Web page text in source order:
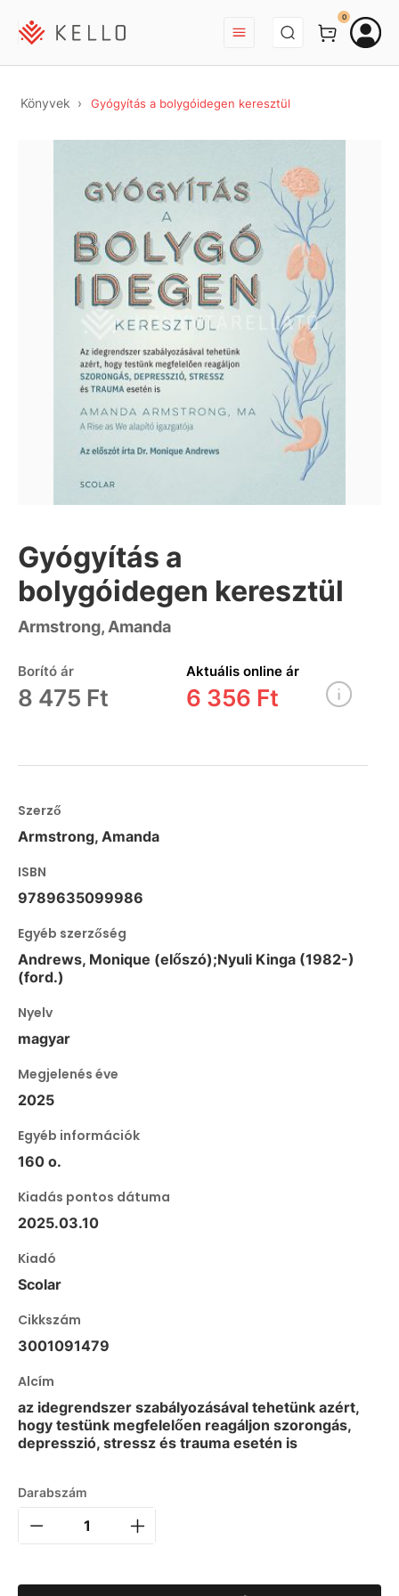
BEJELENTKEZÉS
0
Könyvek Gyógyítás a bolygóidegen keresztül
Gyógyítás a
bolygóidegen keresztül
Armstrong, Amanda
Borító ár
8 475 Ft
Aktuális online ár
6 356 Ft
Szerző
Armstrong, Amanda
ISBN
9789635099986
Egyéb szerzőség
Andrews, Monique (előszó);Nyuli Kinga (1982-)
(ford.)
Nyelv
magyar
Megjelenés éve
2025
Egyéb információk
160 o.
Kiadás pontos dátuma
2025.03.10
Kiadó
Scolar
Cikkszám
3001091479
Alcím
az idegrendszer szabályozásával tehetünk azért,
hogy testünk megfelelően reagáljon szorongás,
depresszió, stressz és trauma esetén is
Darabszám